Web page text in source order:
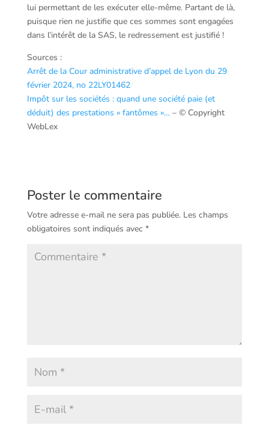
lui permettant de les exécuter elle-même. Partant de là,
puisque rien ne justifie que ces sommes sont engagées
dans l’intérêt de la SAS, le redressement est justifié !
Sources :
Arrêt de la Cour administrative d’appel de Lyon du 29
février 2024, no 22LY01462
Impôt sur les sociétés : quand une société paie (et
déduit) des prestations « fantômes »… – © Copyright
WebLex
Poster le commentaire
Votre adresse e-mail ne sera pas publiée. Les champs
obligatoires sont indiqués avec *